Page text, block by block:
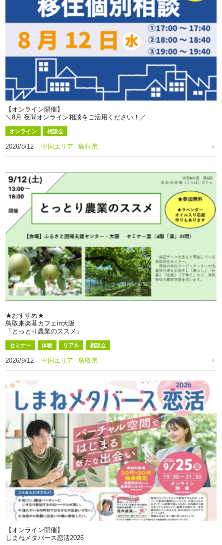
【オンライン開催】
＼8月 夜間オンライン相談をご活用ください！／
オンライン 相談会
2026/8/12 中国エリア 島根県
★おすすめ★
鳥取来楽暮カフェin大阪
「とっとり農業のススメ」
セミナー 体験 リアル 相談会
2026/9/12 中国エリア 鳥取県
【オンライン開催】
しまねメタバース恋活2026